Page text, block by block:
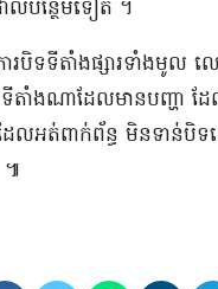
ាលបន្ថែមទៀត ។
បិទទីតាំងផ្សារទាំងមូល
តាំងណាដែលមានបញ្ហា ដែ
លអត់ពាក់ព័ន្ធ មិនទាន់បិទទ
៕